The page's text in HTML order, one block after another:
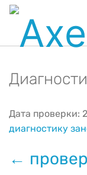
Дата проверки:
диагностику
←